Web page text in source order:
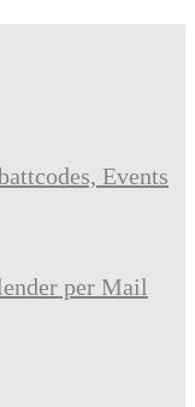
Events
per Mail